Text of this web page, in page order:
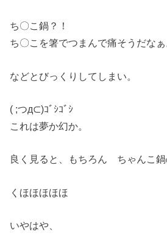
ち〇こ鍋？！
ち〇こを箸でつまんで痛そうだなぁ
などとびっくりしてしまい。
( ;つд⊂)ｺﾞｼｺﾞｼ
これは夢か幻か。
良く見ると、もちろん ちゃんこ鍋
くほほほほほ
いやはや、